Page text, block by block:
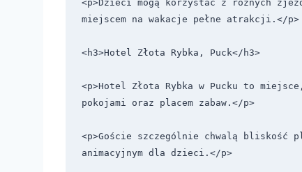
<p>Dzieci mogą korzystać z różnych
miejscem na wakacje pełne atrakcji.</p>
<h3>Hotel Złota Rybka, Puck</h3>
<p>Hotel Złota Rybka w Pucku to
pokojami oraz placem zabaw.</p>
<p>Goście szczególnie chwalą bliskość
animacyjnym dla dzieci.</p>